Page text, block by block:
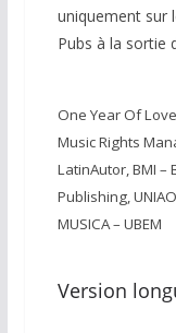
uniquement sur
Pubs à la sortie
One Year Of
Music Rights
LatinAutor, BMI –
Publishing, UNIAO
MUSICA – UBEM
Version